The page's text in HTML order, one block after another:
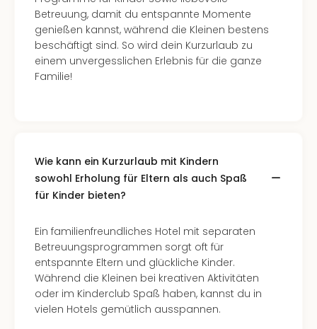
Betreuung, damit du entspannte Momente
genießen kannst, während die Kleinen bestens
beschäftigt sind. So wird dein Kurzurlaub zu
einem unvergesslichen Erlebnis für die ganze
Familie!
Wie kann ein Kurzurlaub mit Kindern
sowohl Erholung für Eltern als auch Spaß
für Kinder bieten?
Ein familienfreundliches Hotel mit separaten
Betreuungsprogrammen sorgt oft für
entspannte Eltern und glückliche Kinder.
Während die Kleinen bei kreativen Aktivitäten
oder im Kinderclub Spaß haben, kannst du in
vielen Hotels gemütlich ausspannen.